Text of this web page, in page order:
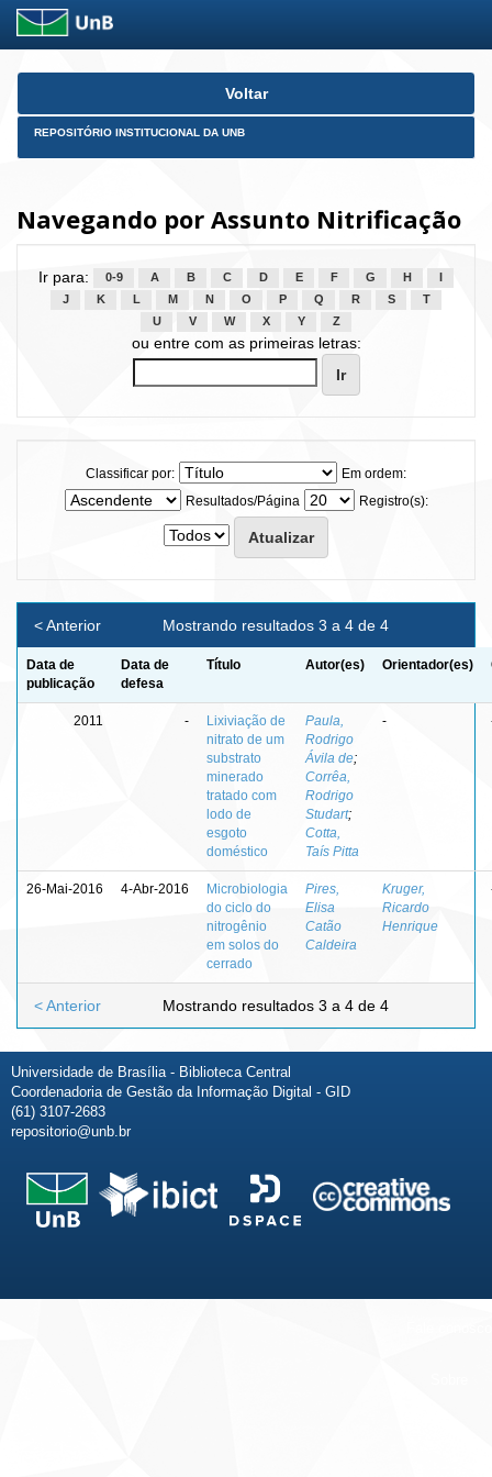
Skip
Voltar
REPOSITÓRIO INSTITUCIONAL DA UNB
Navegando por Assunto Nitrificação
Ir para: 0-9 A B C D E F G H
J
K L M N O P Q R S
T
U
V W X Y Z
ou entre com as primeiras letras:
Classificar por:
Em ordem:
Resultados/Página
Registro(s):
Mostrando resultados 3 a 4 de 4
< Anterior
Data de
publicação
Data de
defesa
Título Autor(es) Orientador(es)
2011 -
Lixiviação de
nitrato de um
substrato
minerado
tratado com
lodo de
esgoto
doméstico
Paula,
Rodrigo
Ávila de;
Corrêa,
Rodrigo
Studart;
Cotta,
Taís Pitta
-
26-Mai-2016 4-Abr-2016
Microbiologia
do ciclo do
nitrogênio
em solos do
cerrado
Pires,
Elisa
Catão
Caldeira
Kruger,
Ricardo
Henrique
Mostrando resultados 3 a 4 de 4
< Anterior
Universidade de Brasília - Biblioteca Central
Coordenadoria de Gestão da Informação Digital - GID
(61) 3107-2683
repositorio@unb.br